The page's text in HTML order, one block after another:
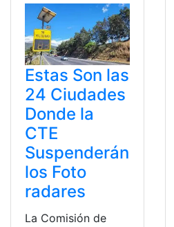
Estas Son las
24 Ciudades
Donde la
CTE
Suspenderán
los Foto
radares
La Comisión de